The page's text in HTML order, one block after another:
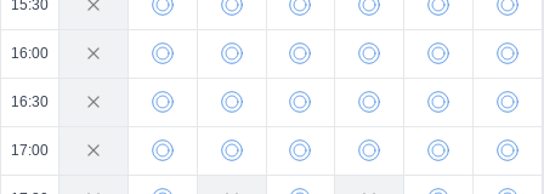
15:30
16:00
16:30
17:00